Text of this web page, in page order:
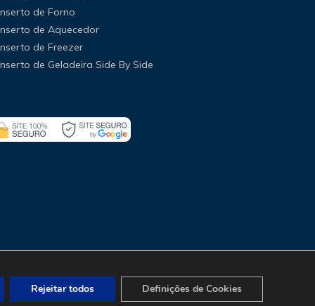
de Forno
de Aquecedor
de Freezer
de Geladeira Side By Side
Rejeitar todos Definições de Cookies